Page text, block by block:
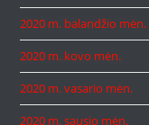
2020 m. balandžio mėn.
2020 m. kovo mėn.
2020 m. vasario mėn.
2020 m. sausio mėn.